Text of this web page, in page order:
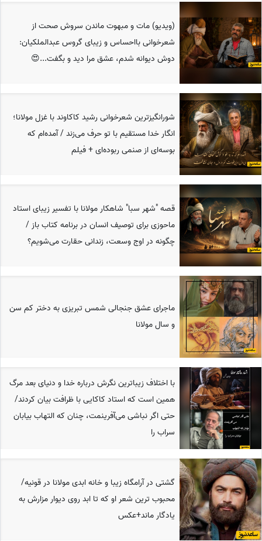
(ویدیو) مات و مبهوت ماندن سروش صحت از
شعرخوانی بااحساس و زیبای گروس عبدالملکیان:
دوش دیوانه شدم، عشق مرا دید و بگفت...😍
شورانگیزترین شعرخوانی رشید کاکاوند با غزل مولانا؛
انگار خدا مستقیم با تو حرف می‌زند / آمده‌ام که
بوسه‌ای از صنمی ربوده‌ای + فیلم
قصه "شهر سبا" شاهکار مولانا با تفسیر زیبای استاد
ماحوزی برای توصیف انسان در برنامه کتاب باز /
چگونه در اوج وسعت، زندانی حقارت می‌شویم؟
ماجرای عشق جنجالی شمس تبریزی به دختر کم سن
و سال مولانا
با اختلاف زیباترین نگرش درباره خدا و دنیای بعد مرگ
همین است که استاد کاکایی با ظرافت بیان کردند/
حتی اگر نباشی می‌آفرینمت، چنان که التهاب بیابان
سراب را
گشتی در آرامگاه زیبا و خانه ابدی مولانا در قونیه/
محبوب ترین شعر او که تا ابد روی دیوار مزارش به
یادگار ماند+عکس